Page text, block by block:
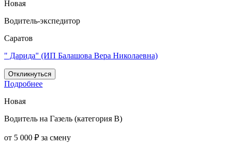
Новая
Водитель-экспедитор
Саратов
" Дарида" (ИП Балашова Вера Николаевна)
Откликнуться
Подробнее
Новая
Водитель на Газель (категория B)
от 5 000 ₽ за смену